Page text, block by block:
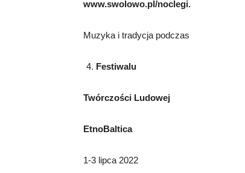
www.swolowo.pl/noclegi.
Muzyka i tradycja podczas
Festiwalu
Twórczości Ludowej
EtnoBaltica
1-3 lipca 2022